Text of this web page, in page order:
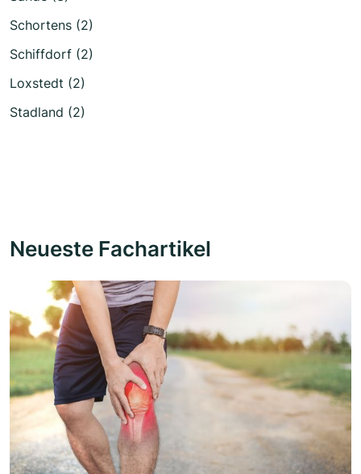
Schortens (2)
Schiffdorf (2)
Loxstedt (2)
Stadland (2)
Neueste Fachartikel